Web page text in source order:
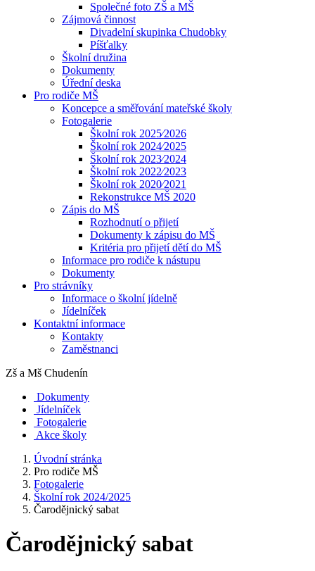
Společné foto ZŠ a MŠ
Zájmová činnost
Divadelní skupinka Chudobky
Píšťalky
Školní družina
Dokumenty
Úřední deska
Pro rodiče MŠ
Koncepce a směřování mateřské školy
Fotogalerie
Školní rok 2025⁄2026
Školní rok 2024⁄2025
Školní rok 2023⁄2024
Školní rok 2022⁄2023
Školní rok 2020⁄2021
Rekonstrukce MŠ 2020
Zápis do MŠ
Rozhodnutí o přijetí
Dokumenty k zápisu do MŠ
Kritéria pro přijetí dětí do MŠ
Informace pro rodiče k nástupu
Dokumenty
Pro strávníky
Informace o školní jídelně
Jídelníček
Kontaktní informace
Kontakty
Zaměstnanci
Zš a Mš Chudenín
Dokumenty
Jídelníček
Fotogalerie
Akce školy
Úvodní stránka
Pro rodiče MŠ
Fotogalerie
Školní rok 2024/2025
Čarodějnický sabat
Čarodějnický sabat